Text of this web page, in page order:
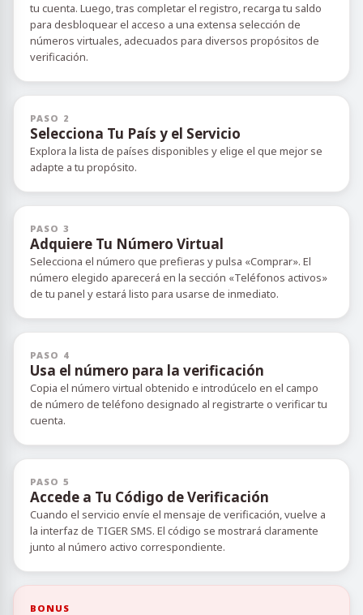
tu cuenta. Luego, tras completar el registro, recarga tu saldo
para desbloquear el acceso a una extensa selección de
números virtuales, adecuados para diversos propósitos de
verificación.
PASO 2
Selecciona Tu País y el Servicio
Explora la lista de países disponibles y elige el que mejor se
adapte a tu propósito.
PASO 3
Adquiere Tu Número Virtual
Selecciona el número que prefieras y pulsa «Comprar». El
número elegido aparecerá en la sección «Teléfonos activos»
de tu panel y estará listo para usarse de inmediato.
PASO 4
Usa el número para la verificación
Copia el número virtual obtenido e introdúcelo en el campo
de número de teléfono designado al registrarte o verificar tu
cuenta.
PASO 5
Accede a Tu Código de Verificación
Cuando el servicio envíe el mensaje de verificación, vuelve a
la interfaz de TIGER SMS. El código se mostrará claramente
junto al número activo correspondiente.
BONUS